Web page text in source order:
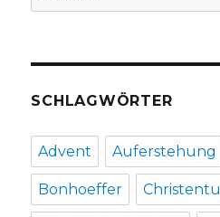
2016
nach:
SCHLAGWÖRTER
Advent Auferstehung
Bonhoeffer